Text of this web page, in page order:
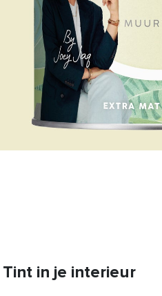
Tint in je interieur